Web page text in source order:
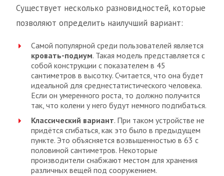
Существует несколько разновидностей, которые
позволяют определить наилучший вариант:
Самой популярной среди пользователей является
кровать-подиум. Такая модель представляется с
собой конструкции с показателем в 45
сантиметров в высотку. Считается, что она будет
идеальной для среднестатистического человека.
Если он умеренного роста, то должно получится
так, что колени у него будут немного подгибаться.
Классический вариант. При таком устройстве не
придётся сгибаться, как это было в предыдущем
пункте. Это объясняется возвышенностью в 63 с
половиной сантиметров. Некоторые
производители снабжают местом для хранения
различных вещей под сооружением.